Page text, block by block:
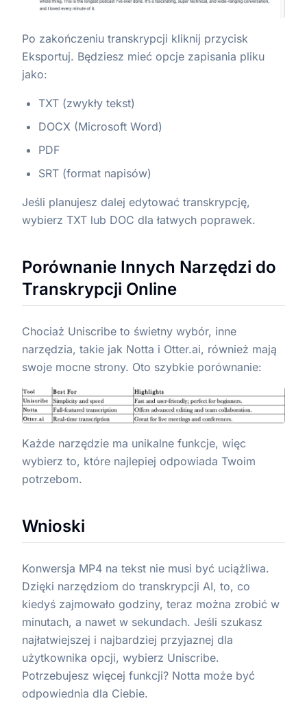
Po zakończeniu transkrypcji kliknij przycisk
Eksportuj. Będziesz mieć opcje zapisania pliku
jako:
TXT (zwykły tekst)
DOCX (Microsoft Word)
PDF
SRT (format napisów)
Jeśli planujesz dalej edytować transkrypcję,
wybierz TXT lub DOC dla łatwych poprawek.
Porównanie Innych Narzędzi do
Transkrypcji Online
Chociaż Uniscribe to świetny wybór, inne
narzędzia, takie jak Notta i Otter.ai, również mają
swoje mocne strony. Oto szybkie porównanie:
Każde narzędzie ma unikalne funkcje, więc
wybierz to, które najlepiej odpowiada Twoim
potrzebom.
Wnioski
Konwersja MP4 na tekst nie musi być uciążliwa.
Dzięki narzędziom do transkrypcji AI, to, co
kiedyś zajmowało godziny, teraz można zrobić w
minutach, a nawet w sekundach. Jeśli szukasz
najłatwiejszej i najbardziej przyjaznej dla
użytkownika opcji, wybierz Uniscribe.
Potrzebujesz więcej funkcji? Notta może być
odpowiednia dla Ciebie.